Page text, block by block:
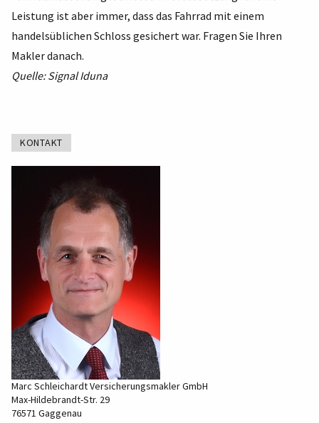
Leistung ist aber immer, dass das Fahrrad mit einem
handelsüblichen Schloss gesichert war. Fragen Sie Ihren
Makler danach.
Quelle: Signal Iduna
KONTAKT
Marc Schleichardt Versicherungsmakler GmbH
Max-Hildebrandt-Str. 29
76571 Gaggenau